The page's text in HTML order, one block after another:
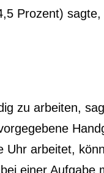
Prozent)
zu arbeiten,
arbeitet,
einer